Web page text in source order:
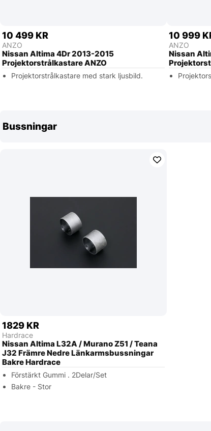
10 499 KR
ANZO
Nissan Altima 4Dr 2013-2015
Projektorstrålkastare ANZO
Projektorstrålkastare med stark ljusbild.
10 999
ANZO
Nissan
Bussningar
1829 KR
Hardrace
Nissan Altima L32A / Murano Z51 / Teana
J32 Främre Nedre Länkarmsbussningar
Bakre Hardrace
Förstärkt Gummi . 2Delar/Set
Bakre - Stor